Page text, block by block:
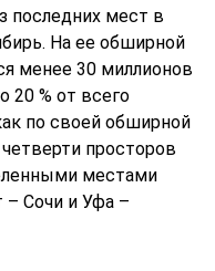
последних мест в
На ее обширной
менее 30 миллионов
20 % от всего
по своей обширной
просторов
местами
– Сочи и Уфа –